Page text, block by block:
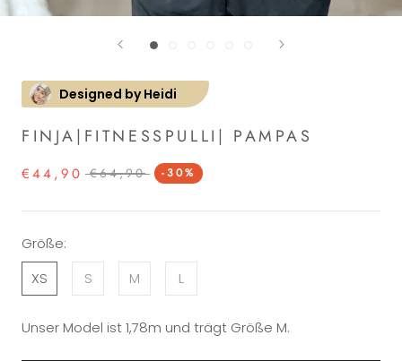
Designed by Heidi
FINJA|FITNESSPULLI| PAMPAS
€44,90 €64,90 -30%
Größe:
XS
S M L
Unser Model ist 1,78m und trägt Größe M.